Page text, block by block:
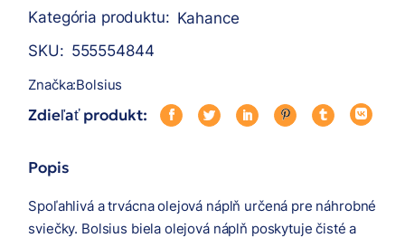
Kategória produktu: Kahance
SKU: 555554844
Značka:Bolsius
Zdieľať produkt:
Popis
Spoľahlivá a trvácna olejová náplň určená pre náhrobné
sviečky. Bolsius biela olejová náplň poskytuje čisté a